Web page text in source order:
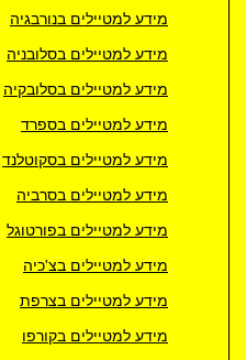
מידע למטיילים בנורבגיה
מידע למטיילים בסלובניה
מידע למטיילים בסלובקיה
מידע למטיילים בספרד
מידע למטיילים בסקוטלנד
מידע למטיילים בסרביה
מידע למטיילים בפורטוגל
מידע למטיילים בצ'כיה
מידע למטיילים בצרפת
מידע למטיילים בקורפו